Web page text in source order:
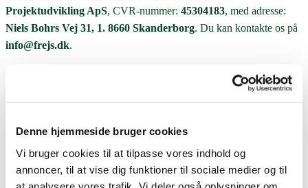
Denne hjemmeside bruger cookies
Vi bruger cookies til at tilpasse vores indhold og
annoncer, til at vise dig funktioner til sociale medier og til
Projektudvikling ApS, CVR-nummer: 45304183, med adresse:
Niels Bohrs Vej 31, 1. 8660 Skanderborg. Du kan kontakte os på
info@frejs.dk.
Hjemmesiden anvendes primært til at markedsføre
Besøgende har mulighed for at tilmelde sig for at modtage
salgsmateriale ved at oplyse navn, telefonnummer og e-
mailadresse.